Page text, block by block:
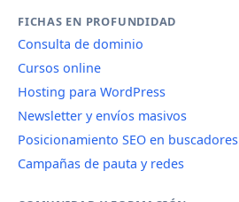
FICHAS EN PROFUNDIDAD
Consulta de dominio
Cursos online
Hosting para WordPress
Newsletter y envíos masivos
Posicionamiento SEO en buscadores
Campañas de pauta y redes